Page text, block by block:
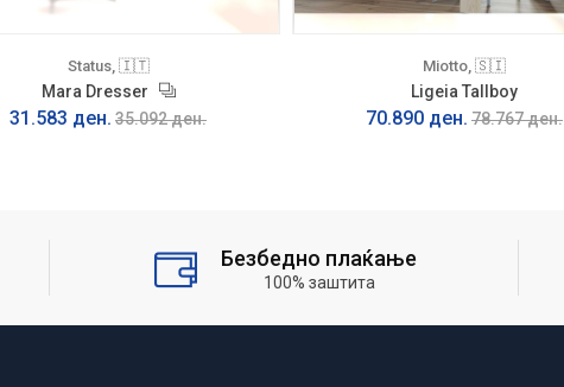
Status, 🇮🇹
Mara Dresser
31.583 ден. 35.092 ден.
Miotto, 🇸🇮
Ligeia Tallboy
70.890 ден. 78.767 ден.
Безбедно плаќање
100% заштита